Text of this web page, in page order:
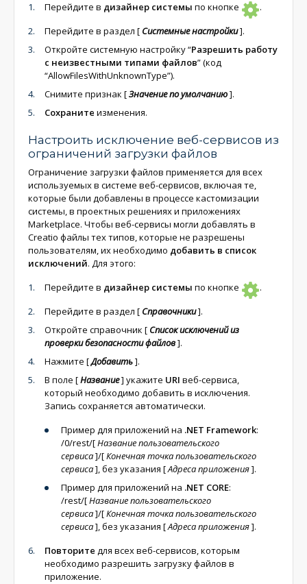
Перейдите в дизайнер системы по кнопке
.
Перейдите в раздел [ Системные настройки].
Откройте системную настройку “Разрешить работу
с неизвестными типами файлов” (код
“AllowFilesWithUnknownType”).
Снимите признак [Значение по умолчанию].
Сохраните изменения.
Настроить исключение веб-сервисов из
ограничений загрузки файлов
Ограничение загрузки файлов применяется для всех
используемых в системе веб-сервисов, включая те,
которые были добавлены в процессе кастомизации
системы, в проектных решениях и приложениях
Marketplace. Чтобы веб-сервисы могли добавлять в
Creatio файлы тех типов, которые не разрешены
пользователям, их необходимо добавить в список
исключений. Для этого:
Перейдите в дизайнер системы по кнопке
.
Перейдите в раздел [ Справочники].
Откройте справочник [ Список исключений из
проверки безопасности файлов].
Нажмите [Добавить].
В поле [Название] укажите URI веб-сервиса,
который необходимо добавить в исключения.
Запись сохраняется автоматически.
Пример для приложений на .NET Framework:
/0/rest/[Название пользовательского
сервиса]/[Конечная точка пользовательского
сервиса], без указания [Адреса приложения].
Пример для приложений на .NET CORE:
/rest/[Название пользовательского
сервиса]/[Конечная точка пользовательского
сервиса], без указания [Адреса приложения].
Повторите для всех веб-сервисов, которым
необходимо разрешить загрузку файлов в
приложение.